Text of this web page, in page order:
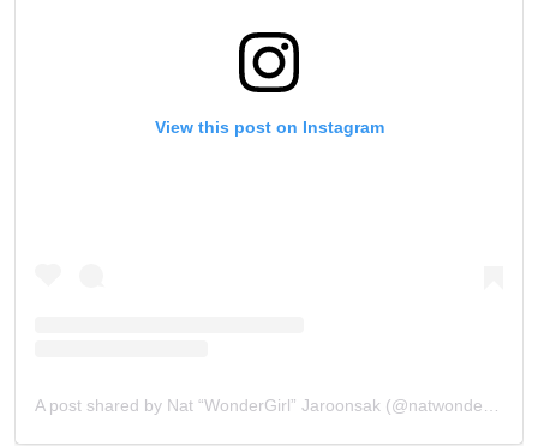
View this post on Instagram
A post shared by Nat “WonderGirl” Jaroonsak (@natwondergirl)